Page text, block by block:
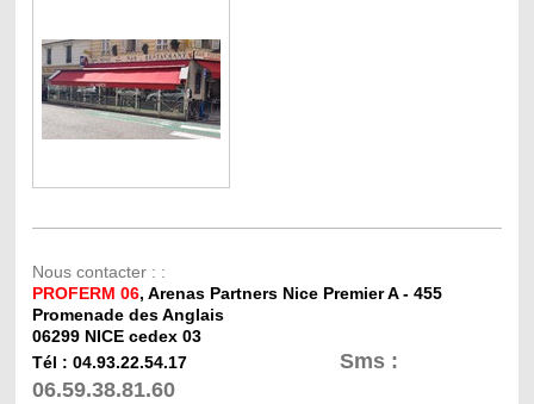
Nous contacter : :
PROFERM 06, ArenasPartners Nice Premier A - 455
Promenade des Anglais
06299 NICE cedex 03
Tél : 04.93.22.54.17
Sms :
06.59.38.81.60